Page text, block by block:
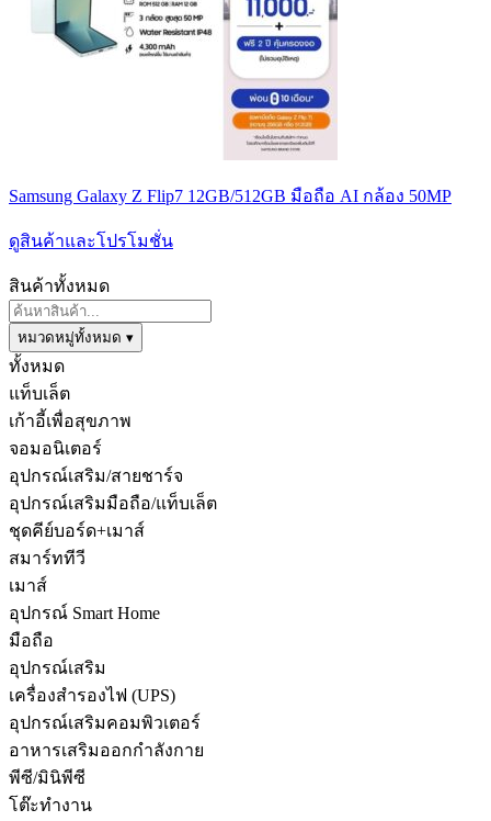
Samsung Galaxy Z Flip7 12GB/512GB มือถือ AI กล้อง 50MP
ดูสินค้าและโปรโมชั่น
สินค้าทั้งหมด
หมวดหมู่ทั้งหมด ▾
ทั้งหมด
แท็บเล็ต
เก้าอี้เพื่อสุขภาพ
จอมอนิเตอร์
อุปกรณ์เสริม/สายชาร์จ
อุปกรณ์เสริมมือถือ/แท็บเล็ต
ชุดคีย์บอร์ด+เมาส์
สมาร์ททีวี
เมาส์
อุปกรณ์ Smart Home
มือถือ
อุปกรณ์เสริม
เครื่องสำรองไฟ (UPS)
อุปกรณ์เสริมคอมพิวเตอร์
อาหารเสริมออกกำลังกาย
พีซี/มินิพีซี
โต๊ะทำงาน